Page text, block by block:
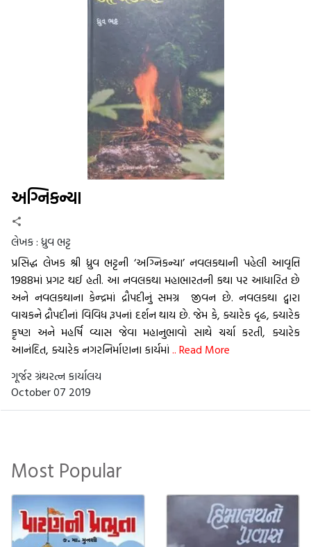
અગ્નિકન્યા
લેખક : ધ્રુવ ભટ્ટ
પ્રસિદ્ધ લેખક શ્રી ધ્રુવ ભટ્ટની ‘અગ્નિકન્યા’ નવલકથાની પહેલી આવૃત્તિ
1988માં પ્રગટ થઈ હતી. આ નવલકથા મહાભારતની કથા પર આધારિત છે
અને નવલકથાના કેન્દ્રમાં દ્રૌપદીનું સમગ્ર જીવન છે. નવલકથા દ્વારા
વાચકને દ્રૌપદીનાં વિવિધ રૂપનાં દર્શન થાય છે. જેમ કે, ક્યારેક દૃઢ, ક્યારેક
કૃષ્ણ અને મહર્ષિ વ્યાસ જેવા મહાનુભાવો સાથે ચર્ચા કરતી, ક્યારેક
આનંદિત, ક્યારેક નગરનિર્માણના કાર્યમાં .. Read More
ગૂર્જર ગ્રંથરત્ન કાર્યાલય
October 07 2019
Most Popular